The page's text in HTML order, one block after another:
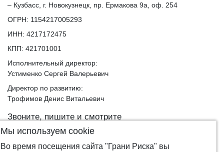
– Кузбасс, г. Новокузнецк, пр. Ермакова 9а, оф. 254
ОГРН: 1154217005293
ИНН: 4217172475
КПП: 421701001
Исполнительный директор:
Устименко Сергей Валерьевич
Директор по развитию:
Трофимов Денис Витальевич
Звоните, пишите и смотрите
Позвоните нам бесплатно8-***-***-1670
Работаем с ПН-ПТ с 5:00 до 18:00 по московскому времени.
Мы используем cookie
Во время посещения сайта "Грани Риска" вы